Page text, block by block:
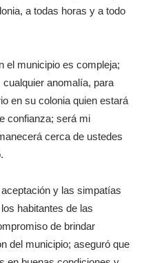
a todas horas y a todo
el municipio es compleja;
anomalía, para
en su colonia quien estará
confianza; será mi
cerca de ustedes
y las simpatías
habitantes de las
de brindar
del municipio; aseguró que